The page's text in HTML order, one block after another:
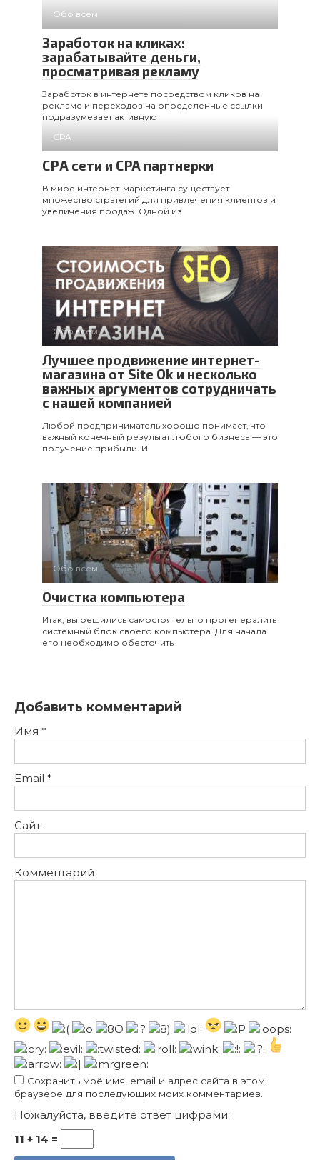
Обо всем
Заработок на кликах:
зарабатывайте деньги,
просматривая рекламу
Заработок в интернете посредством кликов на
рекламе и переходов на определенные ссылки
подразумевает активную
CPA
СРА сети и CPA партнерки
В мире интернет-маркетинга существует
множество стратегий для привлечения клиентов и
увеличения продаж. Одной из
Обо всем
Лучшее продвижение интернет-
магазина от Site Ok и несколько
важных аргументов сотрудничать
с нашей компанией
Любой предприниматель хорошо понимает, что
важный конечный результат любого бизнеса — это
получение прибыли. И
Обо всем
Очистка компьютера
Итак, вы решились самостоятельно прогенералить
системный блок своего компьютера. Для начала
его необходимо обесточить
Добавить комментарий
Имя *
Email *
Сайт
Комментарий
Сохранить моё имя, email и адрес сайта в этом
браузере для последующих моих комментариев.
Пожалуйста, введите ответ цифрами:
11 + 14 =